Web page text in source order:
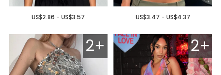
US$2.86 - US$3.57 US$3.47 - US$4.37
2+ 2+